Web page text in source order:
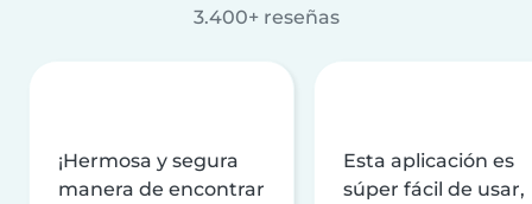
3.400+ reseñas
¡Hermosa y segura
manera de encontrar
Esta aplicación es
súper fácil de usar,